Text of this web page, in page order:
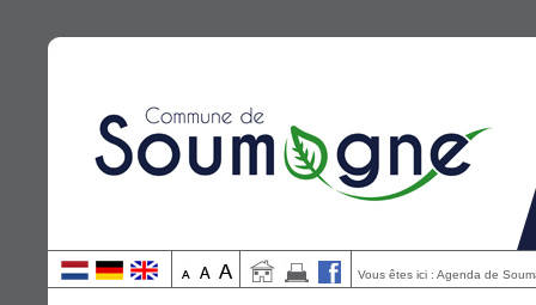
Vous êtes ici : Agenda de